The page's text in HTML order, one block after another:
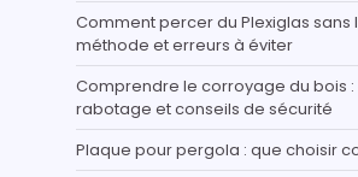
Comment percer du Plexiglas sans
méthode et erreurs à éviter
Comprendre le corroyage du bois
rabotage et conseils de sécurité
Plaque pour pergola : que choisir